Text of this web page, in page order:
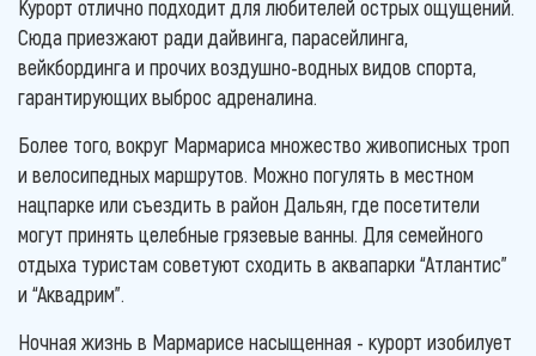
Курорт отлично подходит для любителей острых ощущений.
Сюда приезжают ради дайвинга, парасейлинга,
вейкбординга и прочих воздушно-водных видов спорта,
гарантирующих выброс адреналина.
Более того, вокруг Мармариса множество живописных троп
и велосипедных маршрутов. Можно погулять в местном
нацпарке или съездить в район Дальян, где посетители
могут принять целебные грязевые ванны. Для семейного
отдыха туристам советуют сходить в аквапарки “Атлантис”
и “Аквадрим”.
Ночная жизнь в Мармарисе насыщенная - курорт изобилует